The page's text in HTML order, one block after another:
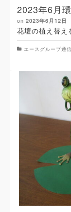
2023年6月
on 2023年6月12日
花壇の植え替
エースグループ通信